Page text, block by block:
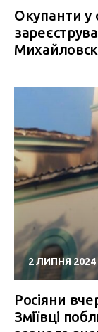
Окупанти у
2 ЛИПНЯ 2024
Росіяни
Зміївці